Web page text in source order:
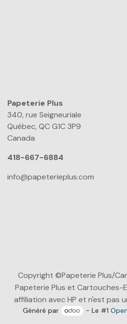
Papeterie Plus​
340, rue Seigneuriale
Québec, QC G1C 3P9
Canada
418-667-6884
info@papeterieplus.com
Copyright ©Papeterie Plus/
Papeterie Plus et Cartouches-
affiliation avec HP et n'est pas
Généré par - Le #1